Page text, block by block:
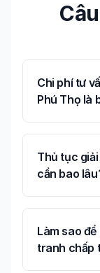
Chi phí tư
Phú Thọ là
Thủ tục
cần bao
Làm sao
tranh chấp